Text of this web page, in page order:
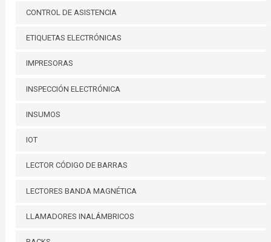
CONTROL DE ASISTENCIA
ETIQUETAS ELECTRÓNICAS
IMPRESORAS
INSPECCIÓN ELECTRÓNICA
INSUMOS
IOT
LECTOR CÓDIGO DE BARRAS
LECTORES BANDA MAGNÉTICA
LLAMADORES INALÁMBRICOS